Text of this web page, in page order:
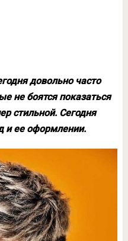
довольно часто
не боятся показаться
стильной. Сегодня
и ее оформлении.